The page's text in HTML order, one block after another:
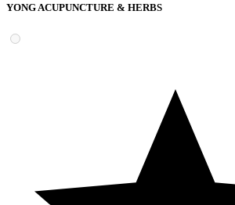
YONG ACUPUNCTURE & HERBS